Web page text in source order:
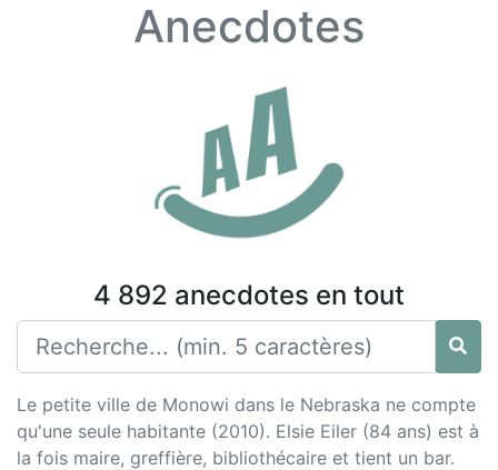
Anecdotes
4 892 anecdotes en tout
Le petite ville de Monowi dans le Nebraska ne compte
qu'une seule habitante (2010). Elsie Eiler (84 ans) est à
la fois maire, greffière, bibliothécaire et tient un bar.